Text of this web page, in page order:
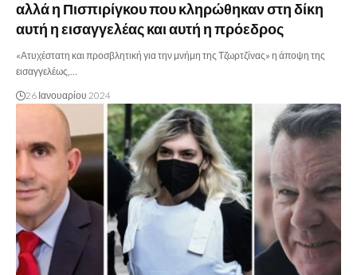
αλλά η Πισπιρίγκου που κληρώθηκαν στη δίκη
αυτή η εισαγγελέας και αυτή η πρόεδρος
«Ατυχέστατη και προσβλητική για την μνήμη της Τζωρτζίνας» η άποψη της
εισαγγελέως,…
26 Ιανουαρίου 2024